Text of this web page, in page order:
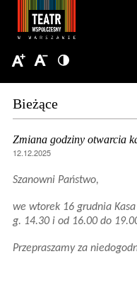
Bieżące
Zmiana godziny otwarcia
12.12.2025
Szanowni Państwo,
we wtorek 16 grudnia
g. 14.30 i od 16.00 do
Przepraszamy za